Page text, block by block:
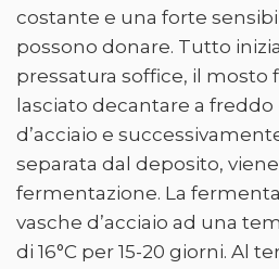
costante e una forte
possono donare. Tutto
pressatura soffice, il mosto
lasciato decantare a freddo
d’acciaio e
separata dal deposito,
fermentazione. La
vasche d’acciaio ad una
di 16°C per 15-20 giorni. Al